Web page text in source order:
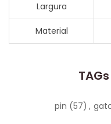
Largura
Material
pin (57) ,